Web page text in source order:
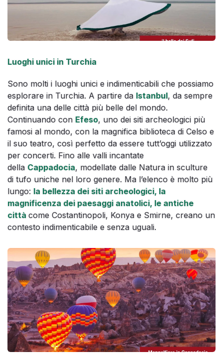
Luoghi unici in Turchia
Sono molti i luoghi unici e indimenticabili che possiamo
esplorare in Turchia. A partire da Istanbul, da sempre
definita una delle città più belle del mondo.
Continuando con Efeso, uno dei siti archeologici più
famosi al mondo, con la magnifica biblioteca di Celso e
il suo teatro, così perfetto da essere tutt’oggi utilizzato
per concerti. Fino alle valli incantate
della Cappadocia, modellate dalle Natura in sculture
di tufo uniche nel loro genere. Ma l’elenco è molto più
lungo: la bellezza dei siti archeologici, la
magnificenza dei paesaggi anatolici, le antiche
città come Costantinopoli, Konya e Smirne, creano un
contesto indimenticabile e senza uguali.